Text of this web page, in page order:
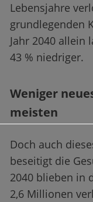
Lebensjahre
grundlegenden
Jahr 2040 allein
43 % niedriger.
Weniger
meisten
Doch auch
beseitigt die
2040 blieben in
2,6 Millionen